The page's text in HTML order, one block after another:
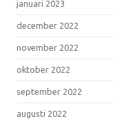
januari 2023
december 2022
november 2022
oktober 2022
september 2022
augusti 2022